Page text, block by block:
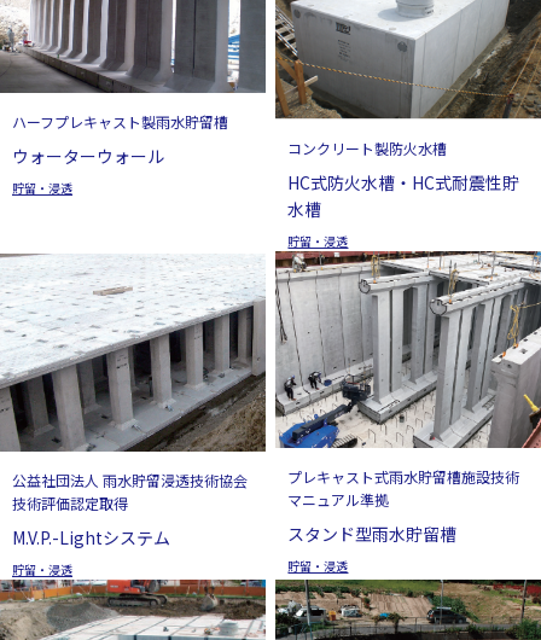
ハーフプレキャスト製雨水貯留槽
ウォーターウォール
貯留・浸透
コンクリート製防火水槽
HC式防火水槽・HC式耐震性貯
水槽
貯留・浸透
公益社団法人 雨水貯留浸透技術協会
技術評価認定取得
M.V.P.-Lightシステム
貯留・浸透
プレキャスト式雨水貯留槽施設技術
マニュアル準拠
スタンド型雨水貯留槽
貯留・浸透